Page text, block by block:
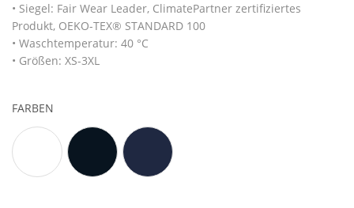
• Siegel: Fair Wear Leader, ClimatePartner zertifiziertes
Produkt, OEKO-TEX® STANDARD 100
• Waschtemperatur: 40 °C
• Größen: XS-3XL
FARBEN